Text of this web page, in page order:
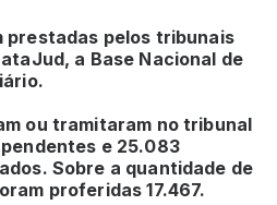
prestadas pelos tribunais
a Base Nacional de
ou tramitaram no tribunal
e 25.083
Sobre a quantidade de
proferidas 17.467.